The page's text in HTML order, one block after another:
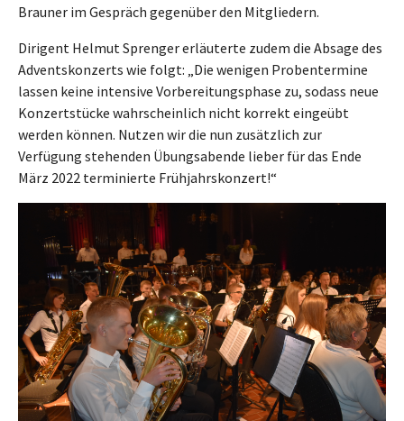
Brauner im Gespräch gegenüber den Mitgliedern.
Dirigent Helmut Sprenger erläuterte zudem die Absage des
Adventskonzerts wie folgt: „Die wenigen Probentermine
lassen keine intensive Vorbereitungsphase zu, sodass neue
Konzertstücke wahrscheinlich nicht korrekt eingeübt
werden können. Nutzen wir die nun zusätzlich zur
Verfügung stehenden Übungsabende lieber für das Ende
März 2022 terminierte Frühjahrskonzert!“